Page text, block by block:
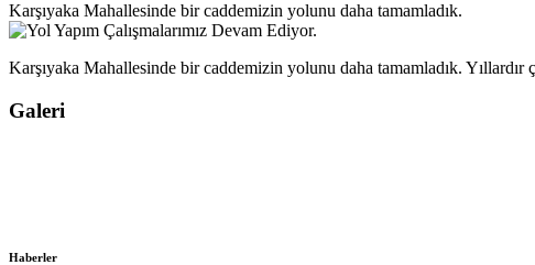
Karşıyaka Mahallesinde bir caddemizin yolunu daha tamamladık.
Karşıyaka Mahallesinde bir caddemizin yolunu daha tamamladık.
Galeri
Haberler